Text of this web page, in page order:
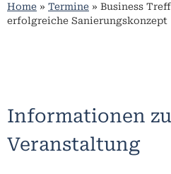
Home » Termine » Business
erfolgreiche Sanierungskonzept
Informationen
Veranstaltung